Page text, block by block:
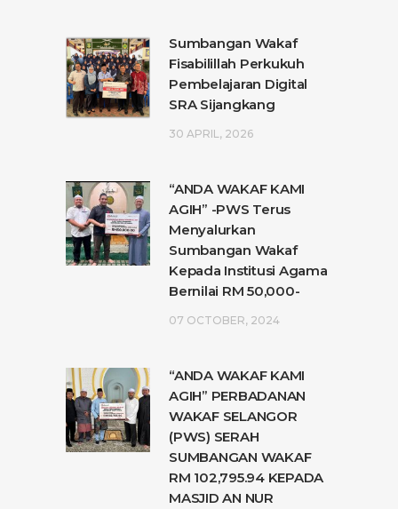
Sumbangan Wakaf
Fisabilillah Perkukuh
Pembelajaran Digital
SRA Sijangkang
30 APRIL, 2026
“ANDA WAKAF KAMI
AGIH” -PWS Terus
Menyalurkan
Sumbangan Wakaf
Kepada Institusi Agama
Bernilai RM 50,000-
07 OCTOBER, 2024
“ANDA WAKAF KAMI
AGIH” PERBADANAN
WAKAF SELANGOR
(PWS) SERAH
SUMBANGAN WAKAF
RM 102,795.94 KEPADA
MASJID AN NUR